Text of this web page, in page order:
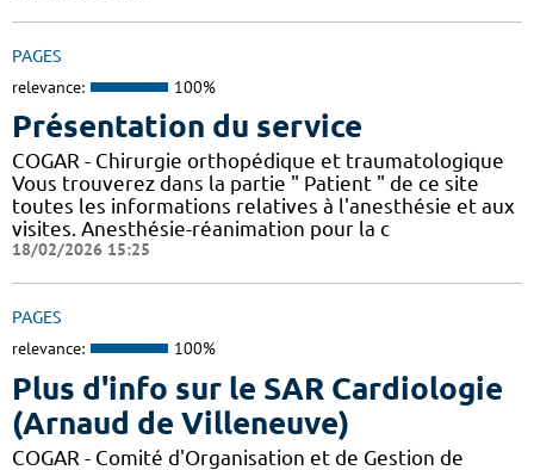
PAGES
relevance: 100%
Présentation du service
COGAR - Chirurgie orthopédique et traumatologique
Vous trouverez dans la partie " Patient " de ce site
toutes les informations relatives à l'anesthésie et aux
visites. Anesthésie-réanimation pour la c
18/02/2026 15:25
PAGES
relevance: 100%
Plus d'info sur le SAR Cardiologie
(Arnaud de Villeneuve)
COGAR - Comité d'Organisation et de Gestion de